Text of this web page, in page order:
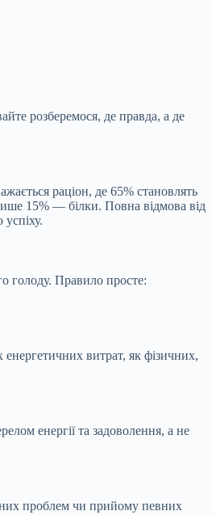
розберемося, де правда, а де
раціон, де 65% становлять
15% — білки. Повна відмова від
голоду. Правило просте:
витрат, як фізичних,
енергії та задоволення, а не
проблем чи прийому певних